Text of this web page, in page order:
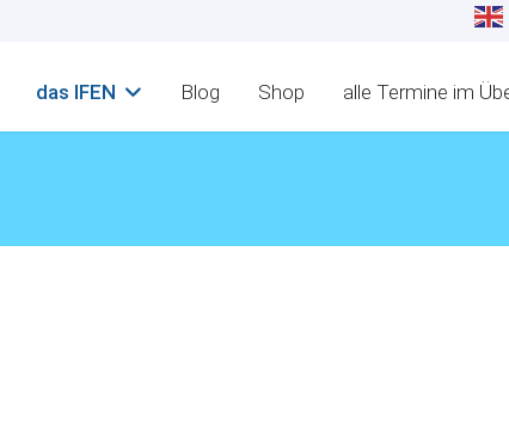
das IFEN Blog Shop alle Termine im